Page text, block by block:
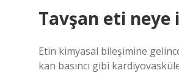
Tavşan eti neye
Etin kimyasal bileşimine
kan basıncı gibi